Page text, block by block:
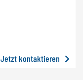
Jetzt kontaktieren